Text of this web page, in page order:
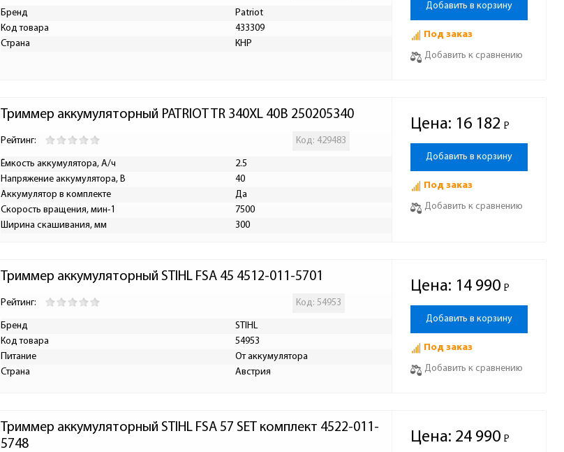
Бренд
Patriot
Код товара
433309
Страна
КНР
Добавить в корзину
Под заказ
Добавить к сравнению
Триммер аккумуляторный PATRIOT TR 340XL 40В 250205340
Рейтинг: Код: 429483
Ёмкость аккумулятора, А/ч
2.5
Напряжение аккумулятора, В
40
Аккумулятор в комплекте
Да
Скорость вращения, мин-1
7500
Ширина скашивания, мм
300
Цена: 16 182 Р
-
Добавить в корзину
Под заказ
Добавить к сравнению
Триммер аккумуляторный STIHL FSA 45 4512-011-5701
Рейтинг: Код: 54953
Бренд
STIHL
Код товара
54953
Питание
От аккумулятора
Страна
Австрия
Цена: 14 990 Р
-
Добавить в корзину
Под заказ
Добавить к сравнению
Триммер аккумуляторный STIHL FSA 57 SET комплект 4522-011-
5748
Цена: 24 990 Р
-